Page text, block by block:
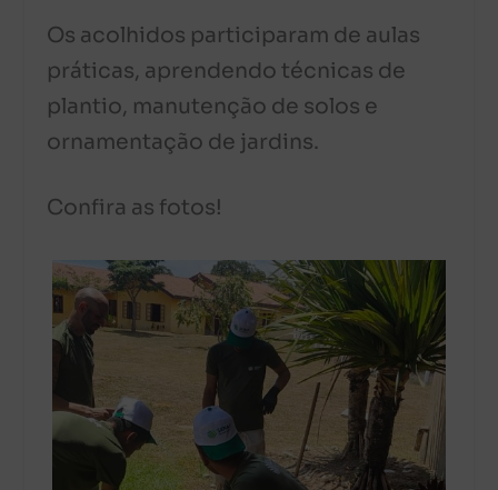
Os acolhidos participaram de aulas
práticas, aprendendo técnicas de
plantio, manutenção de solos e
ornamentação de jardins.
Confira as fotos!